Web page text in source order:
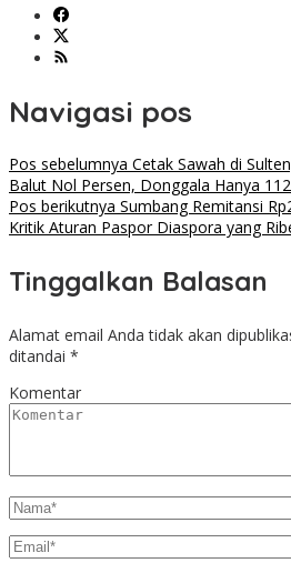
Navigasi pos
Pos sebelumnya Cetak Sawah di
Balut Nol Persen, Donggala Hanya
Pos berikutnya Sumbang Remitansi
Kritik Aturan Paspor Diaspora yang
Tinggalkan Balasan
Alamat email Anda tidak akan
ditandai *
Komentar